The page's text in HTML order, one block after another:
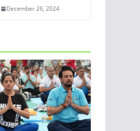
December 26, 2024